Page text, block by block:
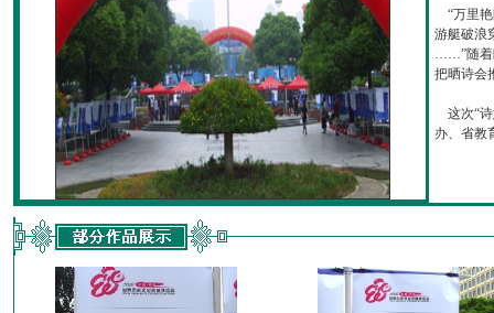
“万里艳
游艇破浪
……”随着
把晒诗会
这次“诗
办、省教